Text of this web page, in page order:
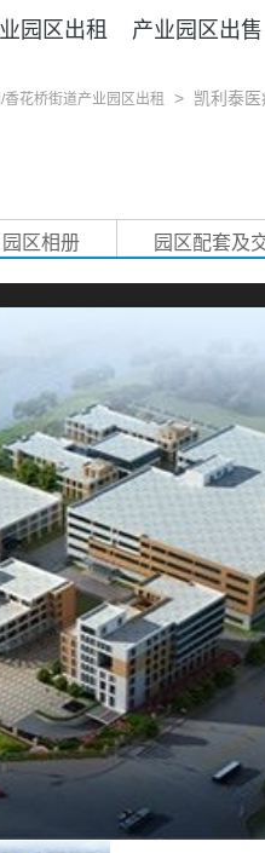
园区出租 产业园区出售
香花桥街道产业园区出租 > 凯利泰
园区相册 园区配套及